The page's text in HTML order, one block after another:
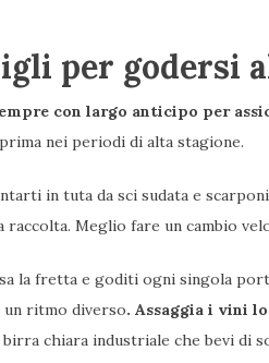
per godersi
con largo anticipo per
nei periodi di alta stagione.
in tuta da sci sudata e
raccolta. Meglio fare un cambio
la fretta e goditi ogni singola
ritmo diverso. Assaggia i vini
chiara industriale che bevi di